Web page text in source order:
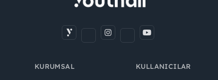
KURUMSAL KULLANICILAR